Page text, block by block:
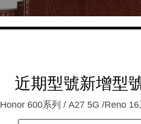
近期型號新增型
Honor 600系列 / A27 5G /Reno